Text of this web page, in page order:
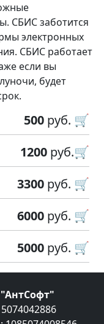
СБИС заботится
электронных
СБИС работает
если вы
будет
500 руб. 🛒
1200 руб.🛒
3300 руб. 🛒
6000 руб. 🛒
5000 руб. 🛒